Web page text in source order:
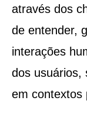
através dos
de entender,
interações
dos usuários,
em contextos